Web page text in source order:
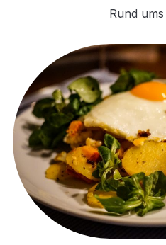
Rund